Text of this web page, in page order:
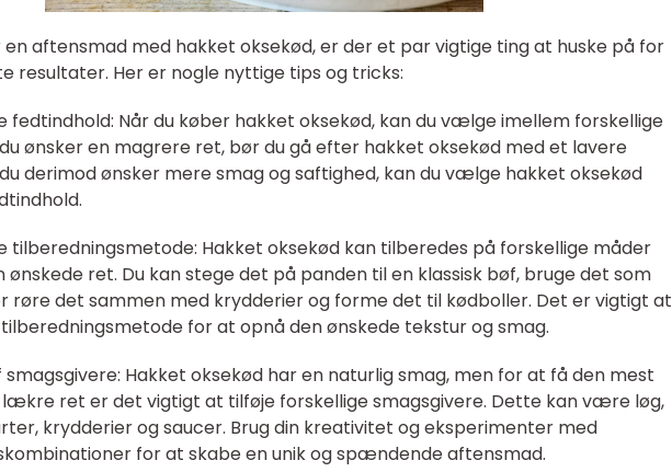
aftensmad med hakket oksekød, er der et par vigtige ting at huske på for
resultater. Her er nogle nyttige tips og tricks:
fedtindhold: Når du køber hakket oksekød, kan du vælge imellem forskellige
ønsker en magrere ret, bør du gå efter hakket oksekød med et lavere
derimod ønsker mere smag og saftighed, kan du vælge hakket oksekød
tilberedningsmetode: Hakket oksekød kan tilberedes på forskellige måder
ret. Du kan stege det på panden til en klassisk bøf, bruge det som
røre det sammen med krydderier og forme det til kødboller. Det er vigtigt at
for at opnå den ønskede tekstur og smag.
smagsgivere: Hakket oksekød har en naturlig smag, men for at få den mest
ret er det vigtigt at tilføje forskellige smagsgivere. Dette kan være løg,
krydderier og saucer. Brug din kreativitet og eksperimenter med
for at skabe en unik og spændende aftensmad.